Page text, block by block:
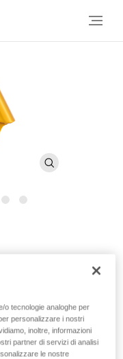
quotidiano di
negli spostamenti su
senza dover essere
non controllata
o tecnologie analoghe per
personalizzare i nostri
inoltre, informazioni
partner di servizi di analisi
le nostre